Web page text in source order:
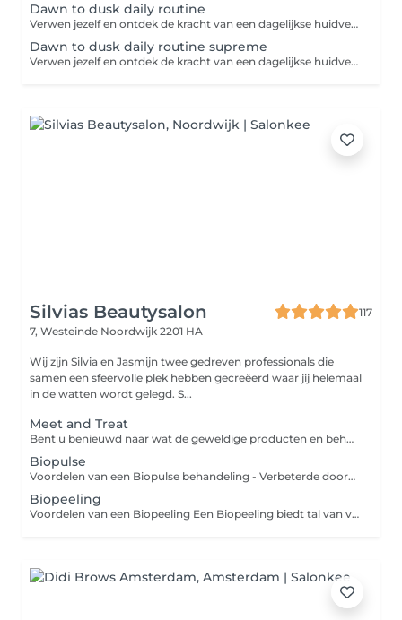
Dawn to dusk daily routine
Verwen jezelf en ontdek de kracht van een dagelijkse huidverzorgingsroutine. Dit huidverzorgingsprogramma biedt alles wat je nodig hebt om jouw huid te voeden, te beschermen en te herstellen. Laat elke stap van jouw routine een moment van self-care zijn. Intake-huidanalyse-reinigen-dieptereinigen-masker-dagverzorging-persoonlijk advies.
Dawn to dusk daily routine supreme
Verwen jezelf en ontdek de kracht van een dagelijkse huidverzorgingsroutine. Dit huidverzorgingsprogramma biedt alles wat je nodig hebt om jouw huid te voeden, te beschermen, te herstellen en te verbeteren. Laat elke stap van jouw routine een moment van self-care zijn. Intake-huidanalyse-waxen van gezicht en wenkbrauwen-wenkbrauwen verven-reinigen-dieptereinigen-massage-masker-dagverzorging-persoonlijk advies.
Silvias Beautysalon
117
7, Westeinde Noordwijk 2201 HA
Wij zijn Silvia en Jasmijn twee gedreven professionals die
samen een sfeervolle plek hebben gecreëerd waar jij helemaal
in de watten wordt gelegd. S...
Meet and Treat
Bent u benieuwd naar wat de geweldige producten en behandelingen van Absolution voor uw huid kunnen betekenen? De nieuwe meet and treat behandeling is speciaal ontwikkeld voor iedereen die aan de slag wilt met huidverbetering. U krijgt inzicht over uw huid, ervaart de hoogwaardige producten van Absolution en gaat naar huis met een persoonlijk plan én een proefkit voor een maand t.w.v. €55.
Biopulse
Voordelen van een Biopulse behandeling - Verbeterde doorbloeding: Stimuleert de circulatie, waardoor de huid beter wordt voorzien van zuurstof en voedingsstoffen. - Betere opname van werkstoffen: Actieve ingrediënten dringen dieper door in de huid voor optimaal resultaat. - Verhoogde collageen- en elastineproductie: Helpt de huid steviger en elastischer te maken. - Vermindering van fijne lijntjes: Verstevigt de huid en vermindert tekenen van veroudering. - Diepe hydratatie: Verhoogt het vochtgehalte van de huid voor een frisse uitstraling. - Huidvernieuwing: Stimuleert celregeneratie, wat zorgt voor een gezondere, stralendere huid. - Ontspanning: Heeft een kalmerend effect en vermindert stress.
Biopeeling
Voordelen van een Biopeeling Een Biopeeling biedt tal van voordelen voor je huid! Deze natuurlijke peeling stimuleert de celvernieuwing, waardoor je huid er frisser en stralender uitziet. Het helpt bij het verminderen van fijne lijntjes, het egaliseren van de teint en het verminderen van onzuiverheden en acne. Daarnaast verbetert het de huidtextuur en maakt het de huid zachter en gladder. Een Biopeeling is een veilige en effectieve manier om je huid te verjongen en te verfrissen, zonder ingrepen. Perfect voor een gezonde, jeugdige uitstraling!